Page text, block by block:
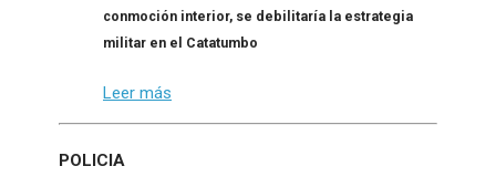
conmoción interior, se debilitaría la estrategia
militar en el Catatumbo
Leer más
POLICIA